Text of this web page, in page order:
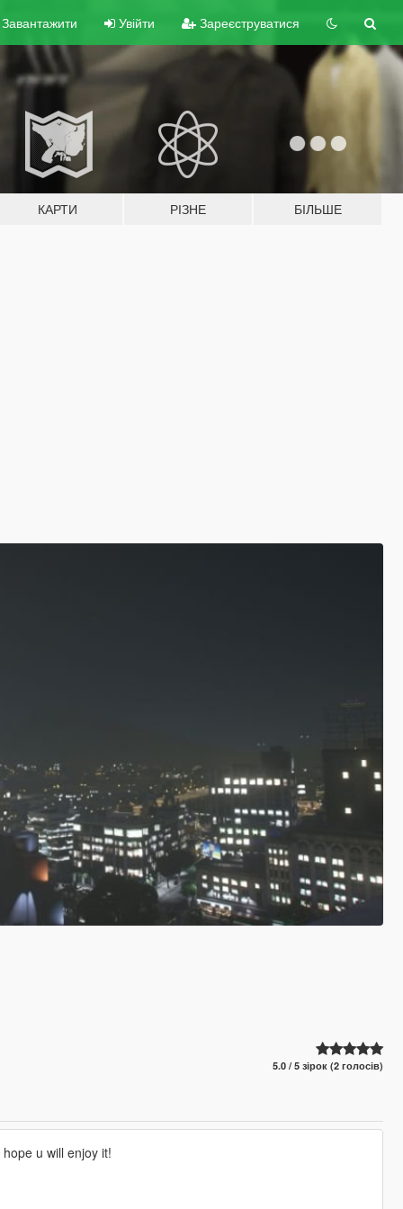
Увійти Зареєструватися
КАРТИ РІЗНЕ БІЛЬШЕ
5.0 / 5 зірок (2 голосів)
u will enjoy it!